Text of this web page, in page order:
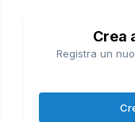
Crea
Registra un